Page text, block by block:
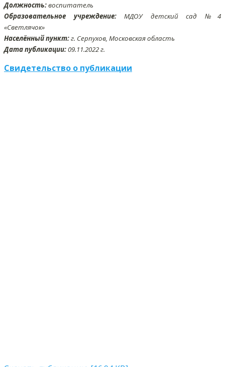
Должность:воспитатель
Образовательное учреждение: МДОУ детский сад №4
«Светлячок»
Населённый пункт:г. Серпухов, Московская область
Дата публикации:09.11.2022 г.
Свидетельство о публикации